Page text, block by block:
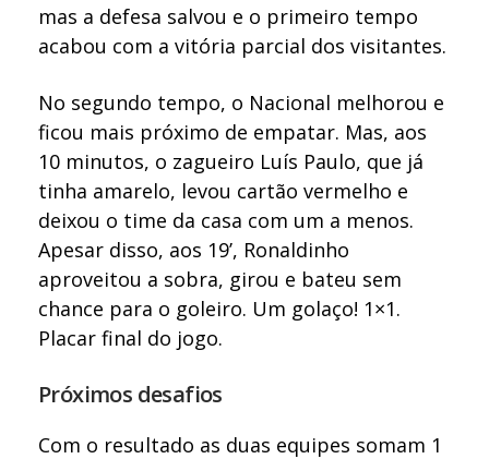
mas a defesa salvou e o primeiro tempo
acabou com a vitória parcial dos visitantes.
No segundo tempo, o Nacional melhorou e
ficou mais próximo de empatar. Mas, aos
10 minutos, o zagueiro Luís Paulo, que já
tinha amarelo, levou cartão vermelho e
deixou o time da casa com um a menos.
Apesar disso, aos 19’, Ronaldinho
aproveitou a sobra, girou e bateu sem
chance para o goleiro. Um golaço! 1×1.
Placar final do jogo.
Próximos desafios
Com o resultado as duas equipes somam 1